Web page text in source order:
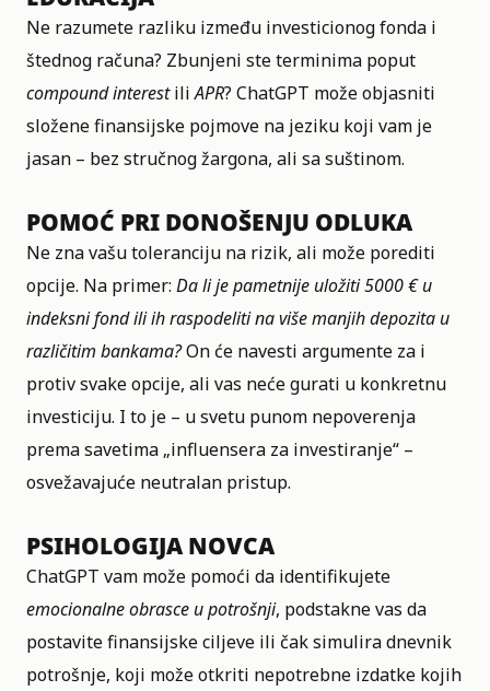
Ne razumete razliku između investicionog fonda i
štednog računa? Zbunjeni ste terminima poput
compound interestiliAPR? ChatGPT može objasniti
složene finansijske pojmove na jeziku koji vam je
jasan – bez stručnog žargona, ali sa suštinom.
POMOĆ PRI DONOŠENJU ODLUKA
Ne zna vašu toleranciju na rizik, ali može porediti
opcije. Na primer: Da li je pametnije uložiti 5000 € u
indeksni fond ili ih raspodeliti na više manjih depozita u
različitim bankama?On će navesti argumente za i
protiv svake opcije, ali vas neće gurati u konkretnu
investiciju. I to je – u svetu punom nepoverenja
prema savetima „influensera za investiranje“ –
osvežavajuće neutralan pristup.
PSIHOLOGIJA NOVCA
ChatGPT vam može pomoći da identifikujete
emocionalne obrasce u potrošnji, podstakne vas da
postavite finansijske ciljeve ili čak simulira dnevnik
potrošnje, koji može otkriti nepotrebne izdatke kojih